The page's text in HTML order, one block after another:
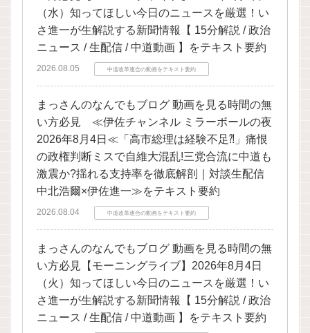
（水）知ってほしい今日のニュースを厳選！い
さ進一が生解説する新聞情報【 15分解説 / 政治
ニュース / 生配信 / 中道動画 】をテキスト要約
2026.08.05 中道改革連合の動画をテキスト要約
まっさんのなんでもブログ 動画を見る時間の無
い方必見 ≪伊佐チャンネル ミラーボールの夜
2026年8月4日≪「高市総理は経験不足⁈」痛恨
の政権判断ミスで自維大混乱!三党合流に中道も
激震か?揺れる支持率を徹底解剖｜対談生配信
中北浩爾×伊佐進一≫をテキスト要約
2026.08.04 中道改革連合の動画をテキスト要約
まっさんのなんでもブログ 動画を見る時間の無
い方必見【モーニングライブ】2026年8月4日
（火）知ってほしい今日のニュースを厳選！い
さ進一が生解説する新聞情報【 15分解説 / 政治
ニュース / 生配信 / 中道動画 】をテキスト要約